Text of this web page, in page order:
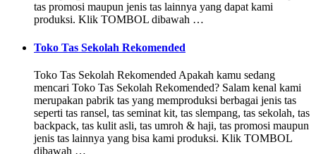
tas promosi maupun jenis tas lainnya yang dapat kami
produksi. Klik TOMBOL dibawah …
Toko Tas Sekolah Rekomended
Toko Tas Sekolah Rekomended Apakah kamu sedang
mencari Toko Tas Sekolah Rekomended? Salam kenal kami
merupakan pabrik tas yang memproduksi berbagai jenis tas
seperti tas ransel, tas seminat kit, tas slempang, tas sekolah, tas
backpack, tas kulit asli, tas umroh & haji, tas promosi maupun
jenis tas lainnya yang bisa kami produksi. Klik TOMBOL
dibawah …